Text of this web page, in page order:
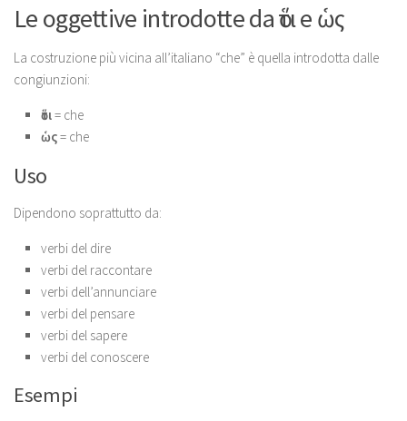
Le oggettive introdotte da ὅτι e ὡς
La costruzione più vicina all’italiano “che” è quella introdotta dalle
congiunzioni:
ὅτι= che
ὡς= che
Uso
Dipendono soprattutto da:
verbi del dire
verbi del raccontare
verbi dell’annunciare
verbi del pensare
verbi del sapere
verbi del conoscere
Esempi